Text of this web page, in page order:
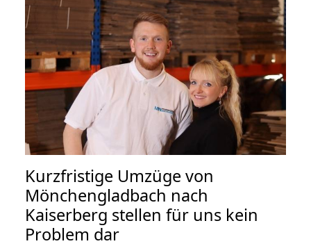
Kurzfristige Umzüge von
Mönchengladbach nach
Kaiserberg stellen für uns kein
Problem dar